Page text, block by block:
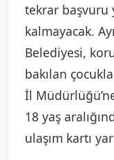
tekrar başvuru
kalmayacak.
Belediyesi,
bakılan
İl
18 yaş
ulaşım kartı